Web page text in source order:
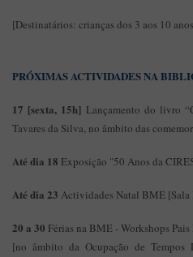
[Destinatários: crianças dos 3 aos 10
PRÓXIMAS ACTIVIDADES NA
17 [sexta, 15h] Lançamento do livro
Tavares da Silva, no âmbito das
Até dia 18 Exposição "50 Anos da
Até dia 23 Actividades Natal BME
20 a 30 Férias na BME - Workshops
[no âmbito da Ocupação de